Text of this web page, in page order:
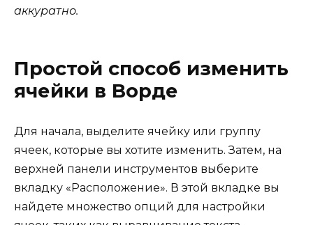
аккуратно.
Простой способ изменить
ячейки в Ворде
Для начала, выделите ячейку или группу
ячеек, которые вы хотите изменить. Затем, на
верхней панели инструментов выберите
вкладку «Расположение». В этой вкладке вы
найдете множество опций для настройки